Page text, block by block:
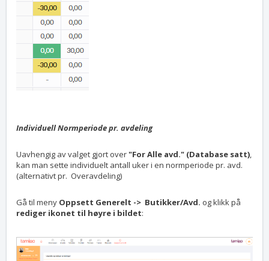
Individuell Normperiode pr. avdeling
Uavhengig av valget gjort over "For Alle avd." (Database satt),
kan man sette individuelt antall uker i en normperiode pr. avd.
(alternativt pr. Overavdeling)
Gå til meny Oppsett Generelt -> Butikker/Avd. og klikk på
rediger ikonet til høyre i bildet: